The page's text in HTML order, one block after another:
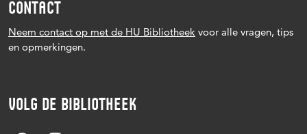
CONTACT
Neem contact op met de HU Bibliotheek voor alle vragen, tips
en opmerkingen.
VOLG DE BIBLIOTHEEK